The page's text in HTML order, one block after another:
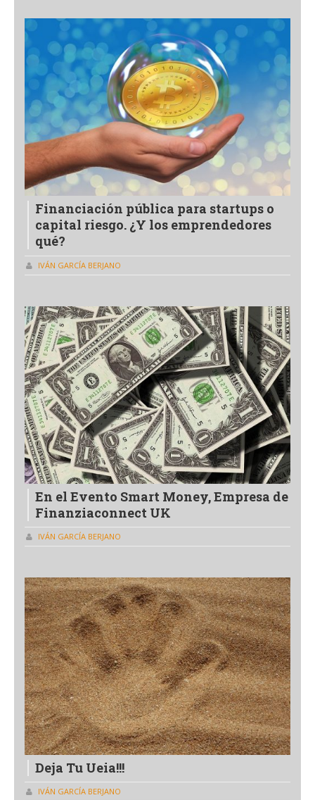
Financiación pública para startups o
capital riesgo. ¿Y los emprendedores
qué?
IVÁN GARCÍA BERJANO
En el Evento Smart Money, Empresa de
Finanziaconnect UK
IVÁN GARCÍA BERJANO
Deja Tu Ueia!!!
IVÁN GARCÍA BERJANO